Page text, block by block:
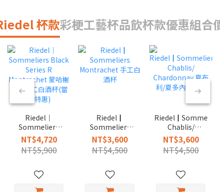
杯款彩梗工藝杯品飲杯款優惠組合
Riedel｜
Sommeliers
Black Series R
Montrachet 蒙
哈榭紅梗手工白
NT$4,720
NT$5,900
Riedel┃
Sommeliers
Montrachet 手
工白酒杯
NT$3,600
NT$4,500
Chablis/
Chardonnay 夏
布利/夏多內白酒
杯
NT$3,600
NT$4,500